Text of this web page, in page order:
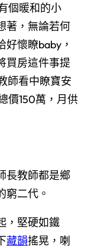
個暖和的小
著，無論若何
懷瞭baby，
買房這件事提
師看中瞭寶安
價150萬，月供
長教師都是鄉
窮二代。
，堅硬如鐵
藏韻搖晃，喇